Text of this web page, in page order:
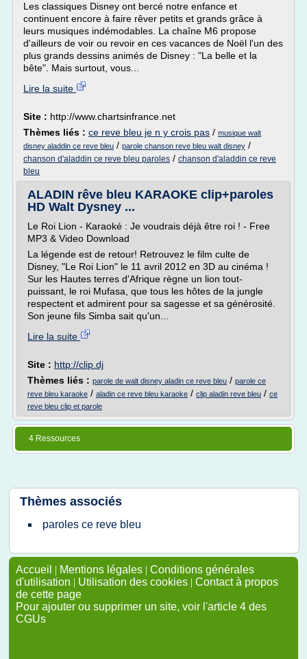
Les classiques Disney ont bercé notre enfance et
continuent encore à faire rêver petits et grands grâce à
leurs musiques indémodables. La chaîne M6 propose
d'ailleurs de voir ou revoir en ces vacances de Noël l'un des
plus grands dessins animés de Disney : "La belle et la
bête". Mais surtout, vous...
Lire la suite
Site : http://www.chartsinfrance.net
Thèmes liés : ce reve bleu je n y crois pas / musique walt
disney aladdin ce reve bleu / parole chanson reve bleu walt disney /
chanson d'aladdin ce reve bleu paroles / chanson d'aladdin ce reve
bleu
ALADIN rêve bleu KARAOKE clip+paroles
HD Walt Dysney ...
Le Roi Lion - Karaoké : Je voudrais déjà être roi ! - Free
MP3 & Video Download
La légende est de retour! Retrouvez le film culte de
Disney, "Le Roi Lion" le 11 avril 2012 en 3D au cinéma !
Sur les Hautes terres d'Afrique règne un lion tout-
puissant, le roi Mufasa, que tous les hôtes de la jungle
respectent et admirent pour sa sagesse et sa générosité.
Son jeune fils Simba sait qu'un...
Lire la suite
Site : http://clip.dj
Thèmes liés : parole de walt disney aladin ce reve bleu / parole ce
reve bleu karaoke / aladin ce reve bleu karaoke / clip aladin reve bleu / ce
reve bleu clip et parole
4 Ressources
Thèmes associés
paroles ce reve bleu
Accueil | Mentions légales | Conditions générales
d'utilisation | Utilisation des cookies | Contact à propos
de cette page
Pour ajouter ou supprimer un site, voir l'article 4 des
CGUs